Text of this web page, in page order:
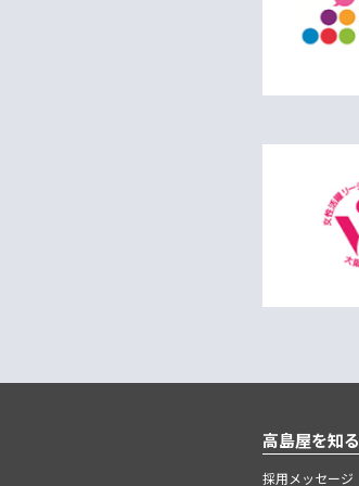
高島屋を知る
採用メッセージ